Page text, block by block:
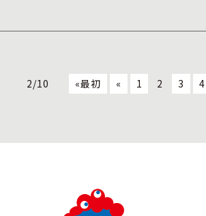
2/10 «最初 « 1 2 3 4